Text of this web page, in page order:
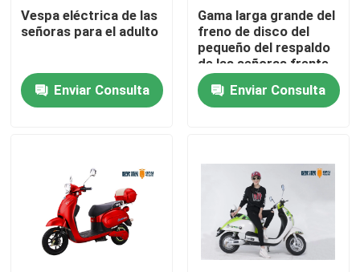
Vespa eléctrica del ciclomotor
Vespa eléctrica de la movilidad
vespa del equilibrio eléctrico
Vespa eléctrica del pedal
Vespa eléctrica de las señoras
Vespa eléctrica de las
señoras para el adulto
Enviar Consulta
Gama larga grande del
freno de disco del
pequeño del respaldo
de las señoras frente
eléctrico de la vespa
600W los 60km
Enviar Consulta